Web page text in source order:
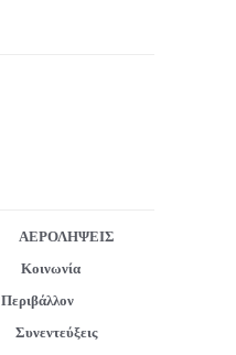
ΑΕΡΟΛΗΨΕΙΣ
Κοινωνία
Περιβάλλον
Συνεντεύξεις